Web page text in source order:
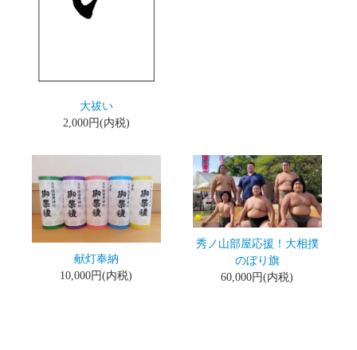
大祓い
2,000円(内税)
献灯奉納
10,000円(内税)
秀ノ山部屋応援！大相撲
のぼり旗
60,000円(内税)